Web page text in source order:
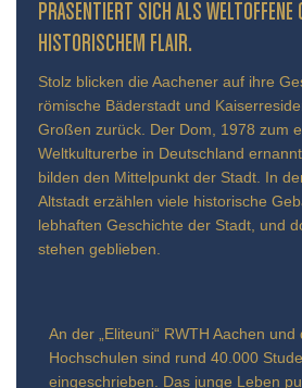
ÄSENTIERT SICH ALS WELTOFFENE
TORISCHEM FLAIR.
Stolz blicken die Aachener auf ihre
römische Bäderstadt und
Großen zurück. Der Dom, 1978 zum
Weltkulturerbe in Deutschland
bilden den Mittelpunkt der Stadt. In
Altstadt erzählen viele historische
lebhaften Geschichte der Stadt, und
stehen geblieben.
An der „Eliteuni“ RWTH Aachen
Hochschulen sind rund 40.000
eingeschrieben. Das junge Leben